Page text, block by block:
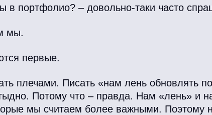
в портфолио? – довольно-таки часто
мы.
первые.
плечами. Писать «нам лень обновлять
Потому что – правда. Нам «лень» и
мы считаем более важными. Поэтому